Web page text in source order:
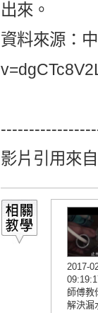
出來。
資料來源：
影片引用來
2017-
師傅教
解決漏